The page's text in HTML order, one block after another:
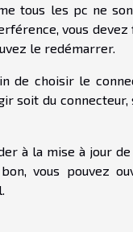
tous les pc ne
vous
le redémarrer.
de choisir le
soit du
à la mise à jour
vous pouvez